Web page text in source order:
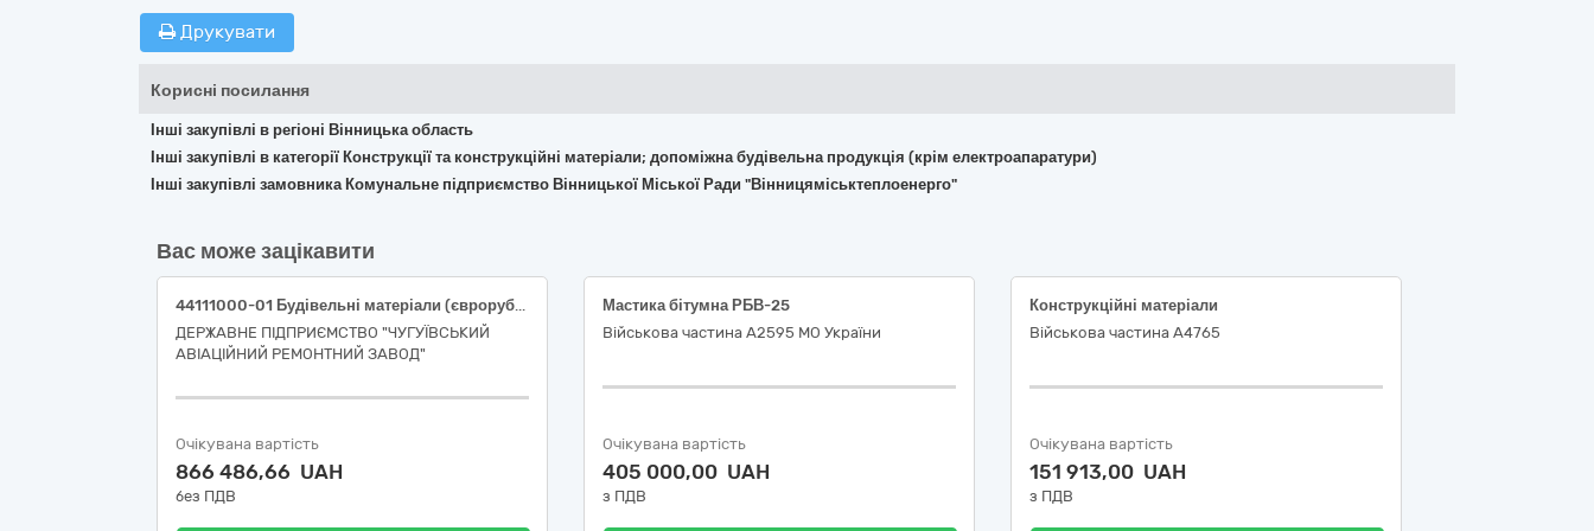
Друкувати
Корисні посилання
Інші закупівлі в регіоні Вінницька область
Інші закупівлі в категорії Конструкції та конструкційні матеріали; допоміжна будівельна продукція (крім електроапаратури)
Інші закупівлі замовника Комунальне підприємство Вінницької Міської Ради "Вінницяміськтеплоенерго"
Вас може зацікавити
44111000-01 Будівельні матеріали (євроруберойд, мастика бітумна покрівельна, праймер бітумний)
ДЕРЖАВНЕ ПІДПРИЄМСТВО "ЧУГУЇВСЬКИЙ
АВІАЦІЙНИЙ РЕМОНТНИЙ ЗАВОД"
Очікувана вартість
866 486,66 UAH
без ПДВ
Мастика бітумна РБВ-25
Військова частина А2595 МО України
Очікувана вартість
405 000,00 UAH
з ПДВ
Конструкційні матеріали
Військова частина А4765
Очікувана вартість
151 913,00 UAH
з ПДВ